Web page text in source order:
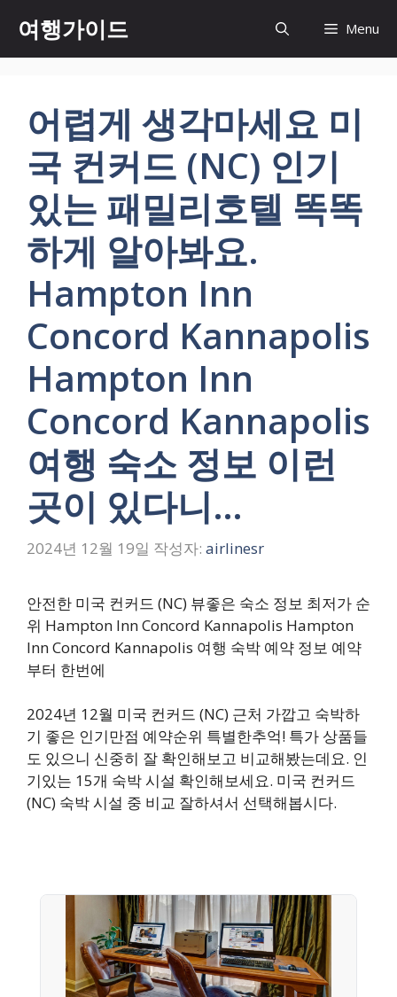
츠
여행가이드 Menu
어렵게 생각마세요 미
국 컨커드 (NC) 인기
있는 패밀리호텔 똑똑
하게 알아봐요.
Hampton Inn
Concord Kannapolis
Hampton Inn
Concord Kannapolis
여행 숙소 정보 이런
곳이 있다니…
2024년 12월 19일 작성자: airlinesr
안전한 미국 컨커드 (NC) 뷰좋은 숙소 정보 최저가 순
위 Hampton Inn Concord Kannapolis Hampton
Inn Concord Kannapolis 여행 숙박 예약 정보 예약
부터 한번에
2024년 12월 미국 컨커드 (NC) 근처 가깝고 숙박하
기 좋은 인기만점 예약순위 특별한추억! 특가 상품들
도 있으니 신중히 잘 확인해보고 비교해봤는데요. 인
기있는 15개 숙박 시설 확인해보세요. 미국 컨커드
(NC) 숙박 시설 중 비교 잘하셔서 선택해봅시다.